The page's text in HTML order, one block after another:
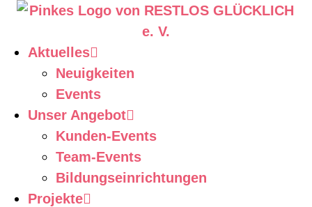
Aktuelles
Neuigkeiten
Events
Unser Angebot
Kunden-Events
Team-Events
Bildungseinrichtungen
Projekte